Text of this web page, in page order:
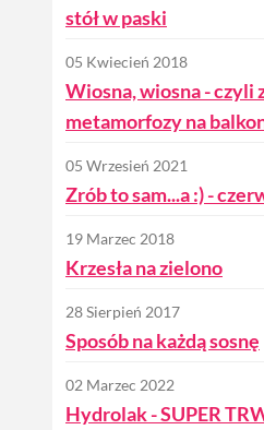
stół w paski
05 Kwiecień 2018
Wiosna, wiosna - czyli
metamorfozy na
05 Wrzesień 2021
Zrób to sam...a :) -
19 Marzec 2018
Krzesła na zielono
28 Sierpień 2017
Sposób na każdą sosnę
02 Marzec 2022
Hydrolak - SUPER